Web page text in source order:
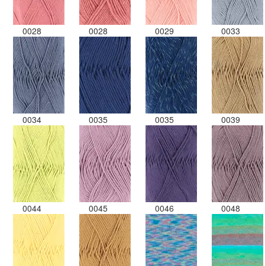
0028 0028 0029 0033
0034 0035 0035 0039
0044 0045 0046 0048